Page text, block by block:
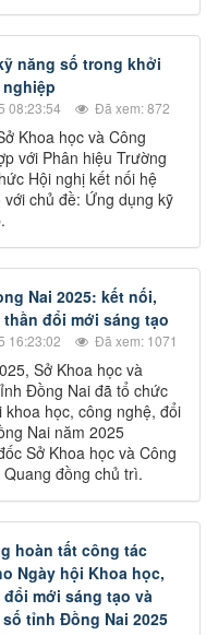
năng số trong khởi
08:23:54 Đã xem: 872
Khoa học và Công
với Phân hiệu Trường
Hội nghị kết nối hệ
chủ đề: Ứng dụng kỹ
Nai 2025: kết nối,
đổi mới sáng tạo
16:23:02 Đã xem: 1071
Sở Khoa học và
Đồng Nai đã tổ chức
học, công nghệ, đổi
Nai năm 2025
Sở Khoa học và Công
đồng chủ trì.
hoàn tất công tác
Ngày hội Khoa học,
mới sáng tạo và
tỉnh Đồng Nai 2025